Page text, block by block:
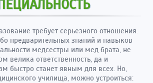
требует серьезного отношения.
предварительных знаний и навыков
медсестры или мед брата, не
велика ответственность, да и
быстро станет явным для всех. Но,
училища, можно устроиться: